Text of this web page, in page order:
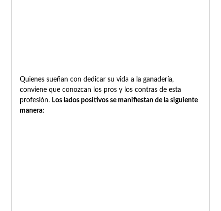
Quienes sueñan con dedicar su vida a la ganadería,
conviene que conozcan los pros y los contras de esta
profesión. Los lados positivos se manifiestan de la siguiente
manera: